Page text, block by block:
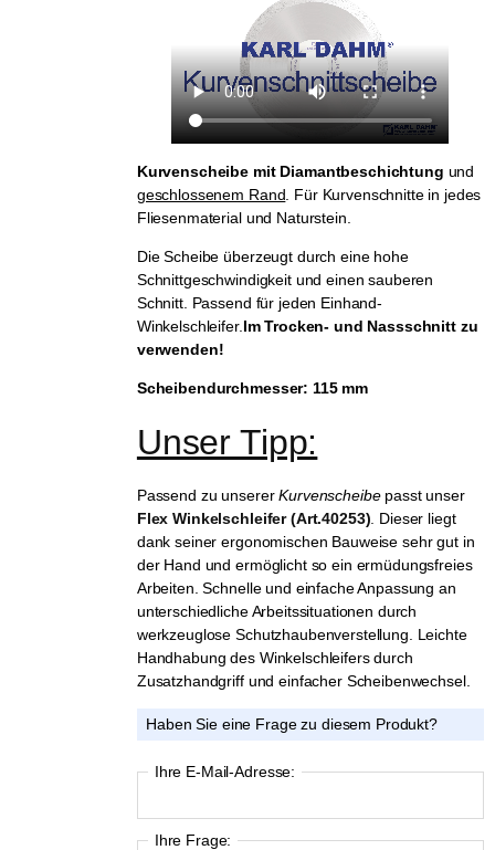
Kurvenscheibe mit Diamantbeschichtung und
geschlossenem Rand . Für Kurvenschnitte in jedes
Fliesenmaterial und Naturstein.
Die Scheibe überzeugt durch eine hohe
Schnittgeschwindigkeit und einen sauberen
Schnitt. Passend für jeden Einhand-
Winkelschleifer. Im Trocken- und Nassschnitt zu
verwenden!
Scheibendurchmesser: 115 mm
Unser Tipp:
Passend zu unsererKurvenscheibepasst unser
Flex Winkelschleifer (Art.40253) Dieser liegt
dank seiner ergonomischen Bauweise sehr gut in
der Hand und ermöglicht so ein ermüdungsfreies
Arbeiten. Schnelle und einfache Anpassung an
unterschiedliche Arbeitssituationen durch
werkzeuglose Schutzhaubenverstellung. Leichte
Handhabung des Winkelschleifers durch
Zusatzhandgriff und einfacher Scheibenwechsel.
Haben Sie eine Frage zu diesem Produkt?
Ihre E-Mail-Adresse:
Ihre Frage: